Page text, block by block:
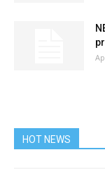
HOT NEWS